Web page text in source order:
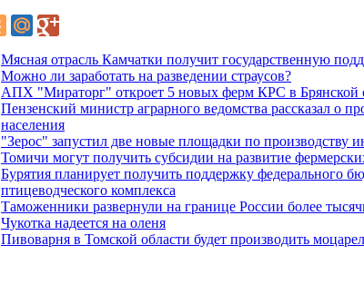
Мясная отрасль Камчатки получит государственную
Можно ли заработать на разведении страусов?
АПХ "Мираторг" откроет 5 новых ферм КРС в Брянской
Пензенский министр аграрного ведомства рассказал о
населения
"Зерос" запустил две новые площадки по производству
Томичи могут получить субсидии на развитие
Бурятия планирует получить поддержку федерального
птицеводческого комплекса
Таможенники развернули на границе России более
Чукотка надеется на оленя
Пивоварня в Томской области будет производить